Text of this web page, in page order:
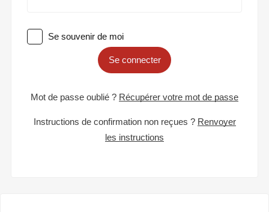
Se souvenir de moi
Se connecter
Mot de passe oublié ? Récupérer votre mot de passe
Instructions de confirmation non reçues ? Renvoyer
les instructions